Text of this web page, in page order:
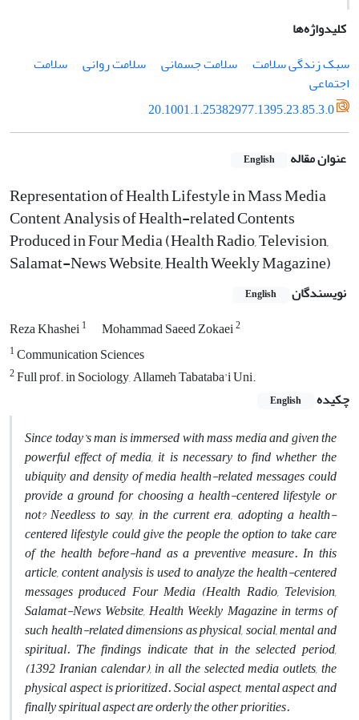
کلیدواژه‌ها
سبک زندگی سلامت
سلامت جسمانی سلامت روانی
سلامت
اجتماعی
20.1001.1.25382977.1395.23.85.3.0
عنوان مقاله English
Representation of Health Lifestyle in Mass Media
Content Analysis of Health-related Contents
Produced in Four Media (Health Radio, Television,
Salamat-News Website, Health Weekly Magazine)
نویسندگان English
Reza Khashei1 Mohammad Saeed Zokaei2
1Communication Sciences
2Full prof. in Sociology, Allameh Tabataba'i Uni.
چکیده
English
Since today’s man is immersed with mass media and given the
powerful effect of media, it is necessary to find whether the
ubiquity and density of media health-related messages could
provide a ground for choosing a health-centered lifestyle or
not? Needless to say, in the current era, adopting a health-
centered lifestyle could give the people the option to take care
of the health before-hand as a preventive measure. In this
article, content analysis is used to analyze the health-centered
messages produced Four Media (Health Radio, Television,
Salamat-News Website, Health Weekly Magazine in terms of
such health-related dimensions as physical, social, mental and
spiritual. The findings indicate that in the selected period,
(1392 Iranian calendar), in all the selected media outlets, the
physical aspect is prioritized. Social aspect, mental aspect and
finally spiritual aspect are orderly the other priorities.